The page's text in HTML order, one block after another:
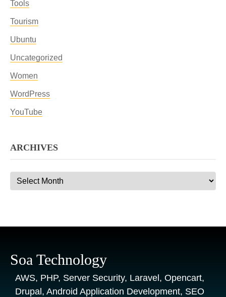
Tools
Tourism
Ubuntu
Uncategorized
Women
WordPress
YouTube
ARCHIVES
Archives
Soa Technology
AWS, PHP, Server Security, Laravel, Opencart,
Drupal, Android Application Development, SEO